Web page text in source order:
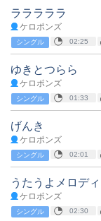
ラララララ
ケロポンズ
シングル 02:25
ゆきとつらら
ケロポンズ
シングル 01:33
げんき
ケロポンズ
シングル 02:01
うたうよメロディ
ケロポンズ
シングル 02:30